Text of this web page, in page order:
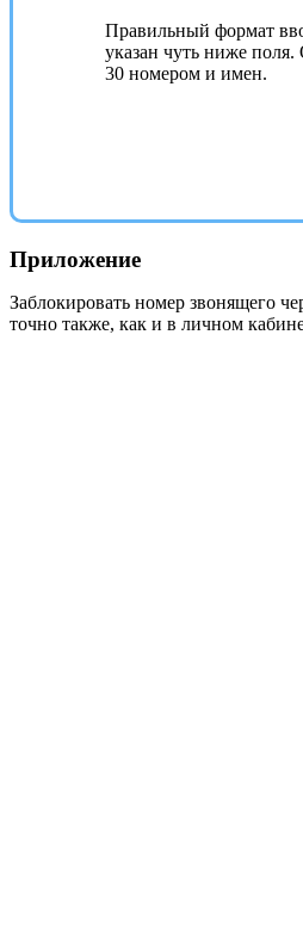
Правильный формат
указан чуть ниже
30 номером и имен.
Приложение
Заблокировать номер звонящего
точно также, как и в личном